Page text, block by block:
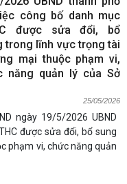
công bố danh mục
được sửa đổi, bổ
trong lĩnh vực trọng tài
mại thuộc phạm vi,
năng quản lý của Sở
25/05/2026
ngày 19/5/2026 UBND
được sửa đổi, bổ sung
phạm vi, chức năng quản